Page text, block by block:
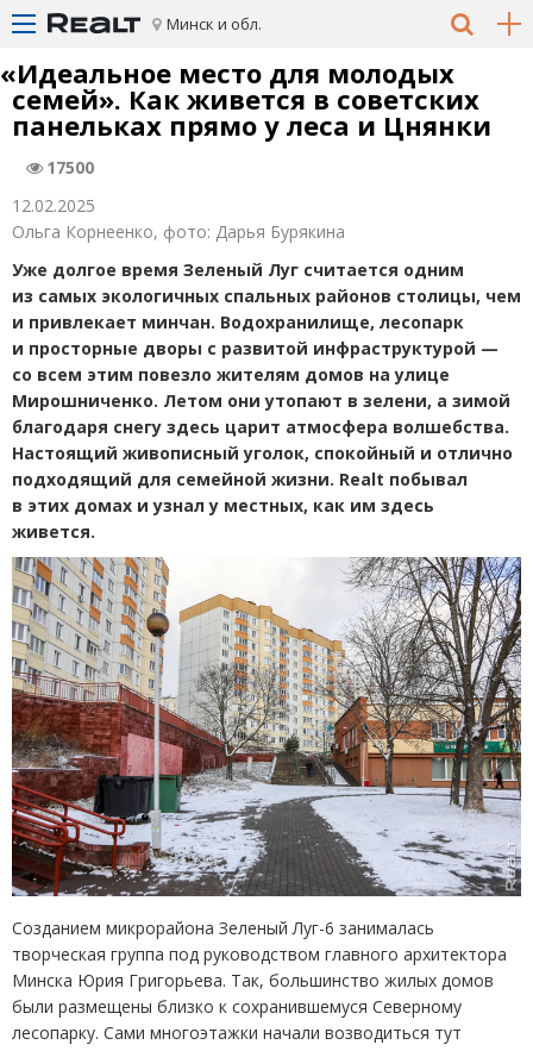
Минск и обл.
«Идеальное место для молодых
семей». Как живется в советских
панельках прямо у леса и Цнянки
17500
12.02.2025
Ольга Корнеенко, фото: Дарья Бурякина
Уже долгое время Зеленый Луг считается одним
из самых экологичных спальных районов столицы, чем
и привлекает минчан. Водохранилище, лесопарк
и просторные дворы с развитой инфраструктурой —
со всем этим повезло жителям домов на улице
Мирошниченко. Летом они утопают в зелени, а зимой
благодаря снегу здесь царит атмосфера волшебства.
Настоящий живописный уголок, спокойный и отлично
подходящий для семейной жизни. Realt побывал
в этих домах и узнал у местных, как им здесь
живется.
Созданием микрорайона Зеленый Луг-6 занималась
творческая группа под руководством главного архитектора
Минска Юрия Григорьева. Так, большинство жилых домов
были размещены близко к сохранившемуся Северному
лесопарку. Сами многоэтажки начали возводиться тут